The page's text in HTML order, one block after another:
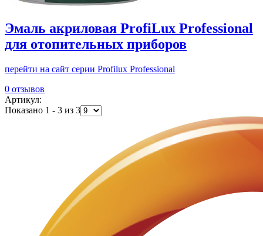
Эмаль акриловая ProfiLux Professional
для отопительных приборов
перейти на сайт серии Profilux Professional
0 отзывов
Артикул:
Показано 1 - 3 из 3